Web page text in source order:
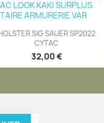
Aperçu rapide
SIG SAUER SP2022
CYTAC
32,00 €